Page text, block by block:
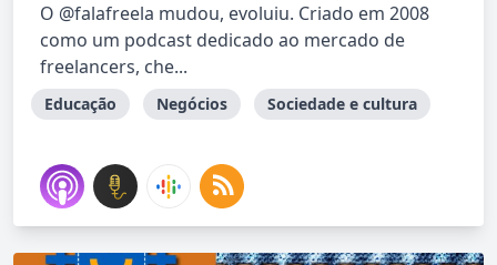
O @falafreela mudou, evoluiu. Criado em 2008
como um podcast dedicado ao mercado de
freelancers, che...
Educação Negócios Sociedade e cultura